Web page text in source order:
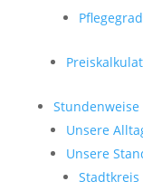
Unsere
Unsere